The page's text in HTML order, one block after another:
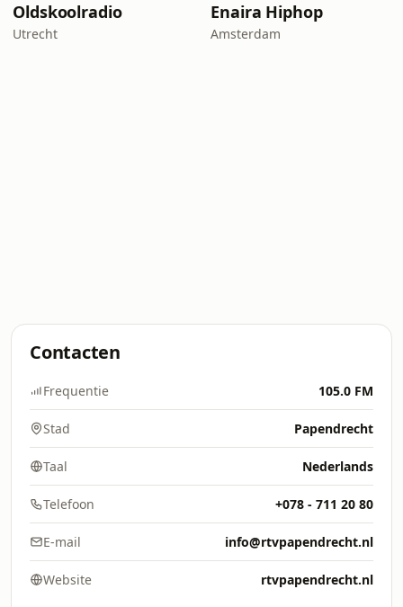
Oldskoolradio
Utrecht
Enaira Hiphop
Amsterdam
Contacten
Frequentie 105.0 FM
Stad Papendrecht
Taal Nederlands
Telefoon +078 - 711 20 80
E-mail info@rtvpapendrecht.nl
Website rtvpapendrecht.nl